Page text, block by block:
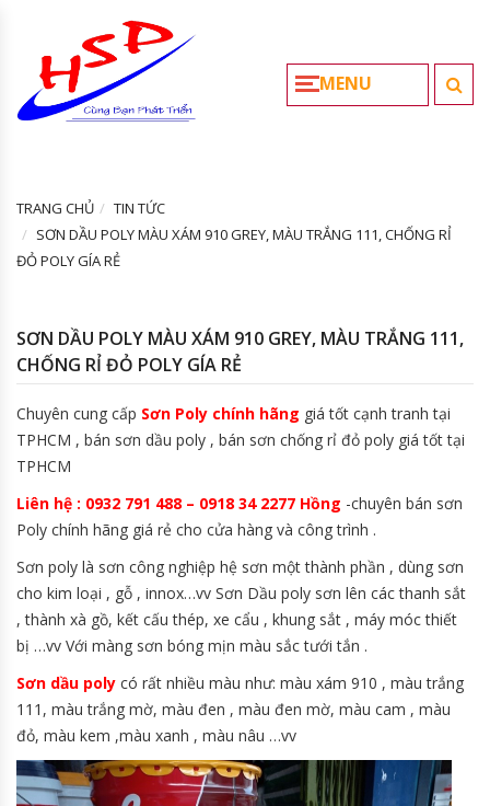
MENU
TRANG CHỦ
TIN TỨC
SƠN DẦU POLY MÀU XÁM 910 GREY, MÀU TRẮNG 111, CHỐNG RỈ
ĐỎ POLY GÍA RẺ
SƠN DẦU POLY MÀU XÁM 910 GREY, MÀU TRẮNG 111,
CHỐNG RỈ ĐỎ POLY GÍA RẺ
Chuyên cung cấp Sơn Poly chính hãng giá tốt cạnh tranh tại
TPHCM , bán sơn dầu poly , bán sơn chống rỉ đỏ poly giá tốt tại
TPHCM
Liên hệ : 0932 791 488 – 0918 34 2277 Hồng -chuyên bán sơn
Poly chính hãng giá rẻ cho cửa hàng và công trình .
Sơn poly là sơn công nghiệp hệ sơn một thành phần , dùng sơn
cho kim loại , gỗ , innox…vv Sơn Dầu poly sơn lên các thanh sắt
, thành xà gồ, kết cấu thép, xe cẩu , khung sắt , máy móc thiết
bị …vv Với màng sơn bóng mịn màu sắc tưới tắn .
Sơn dầu poly có rất nhiều màu như: màu xám 910 , màu trắng
111, màu trắng mờ, màu đen , màu đen mờ, màu cam , màu
đỏ, màu kem ,màu xanh , màu nâu …vv